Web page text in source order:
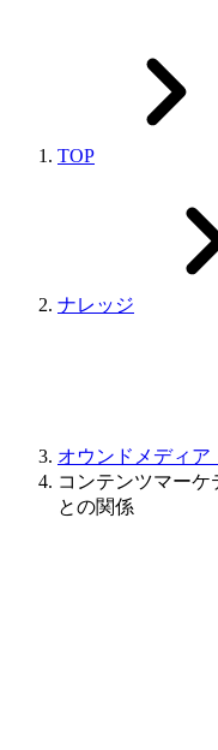
TOP
ナレッジ
オウンドメディア
コンテンツマー
との関係